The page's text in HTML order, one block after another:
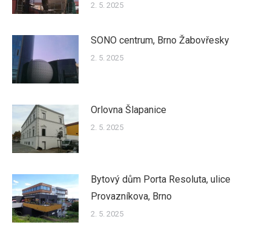
2. 5. 2025
SONO centrum, Brno Žabovřesky
2. 5. 2025
Orlovna Šlapanice
2. 5. 2025
Bytový dům Porta Resoluta, ulice
Provazníkova, Brno
2. 5. 2025